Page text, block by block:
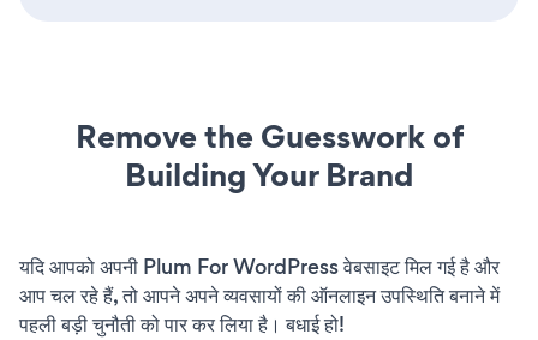
Remove the Guesswork of
Building Your Brand
यदि आपको अपनी Plum For WordPress वेबसाइट मिल गई है और
आप चल रहे हैं, तो आपने अपने व्यवसायों की ऑनलाइन उपस्थिति बनाने में
पहली बड़ी चुनौती को पार कर लिया है। बधाई हो!